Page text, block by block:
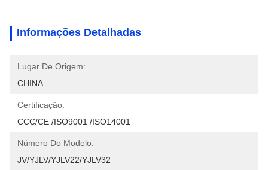
Informações Detalhadas
Lugar De Origem:
CHINA
Certificação:
CCC/CE /ISO9001 /ISO14001
Número Do Modelo:
JV/YJLV/YJLV22/YJLV32